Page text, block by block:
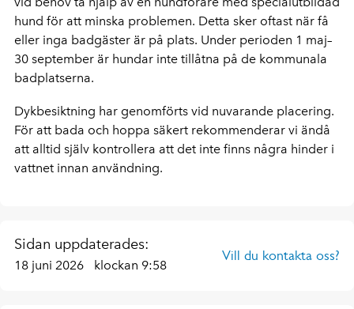
hund för att minska problemen. Detta sker oftast när få
eller inga badgäster är på plats. Under perioden 1 maj–
30 september är hundar inte tillåtna på de kommunala
badplatserna.
Dykbesiktning har genomförts vid nuvarande placering.
För att bada och hoppa säkert rekommenderar vi ändå
att alltid själv kontrollera att det inte finns några hinder i
vattnet innan användning.
Sidan uppdaterades:
18 juni 2026 klockan 9:58
Vill du kontakta oss?